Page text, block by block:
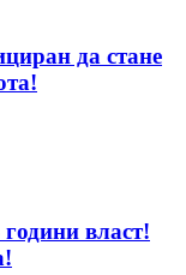
да стане
власт!